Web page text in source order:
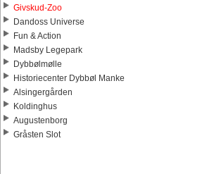
Givskud-Zoo
Dandoss Universe
Fun & Action
Madsby Legepark
Dybbølmølle
Historiecenter Dybbøl Manke
Alsingergården
Koldinghus
Augustenborg
Gråsten Slot